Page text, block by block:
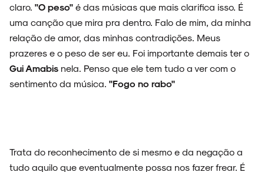
ESPECIAIS
FAIXA A FAIXA
claro. "O peso" é das músicas que mais clarifica isso. É
uma canção que mira pra dentro. Falo de mim, da minha
relação de amor, das minhas contradições. Meus
prazeres e o peso de ser eu. Foi importante demais ter o
Gui Amabis nela. Penso que ele tem tudo a ver com o
sentimento da música. "Fogo no rabo"
Trata do reconhecimento de si mesmo e da negação a
tudo aquilo que eventualmente possa nos fazer frear. É